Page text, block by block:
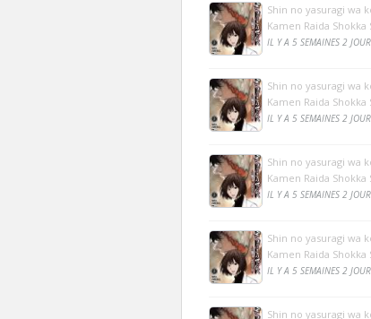
Shin no yasuragi wa
Kamen Raida
IL Y A 5 SEMAINES 2
Shin no yasuragi wa
Kamen Raida
IL Y A 5 SEMAINES 2
Shin no yasuragi wa
Kamen Raida Shokka
IL Y A 5 SEMAINES 2
Shin no yasuragi wa
Kamen Raida
IL Y A 5 SEMAINES 2
Shin no yasuragi wa